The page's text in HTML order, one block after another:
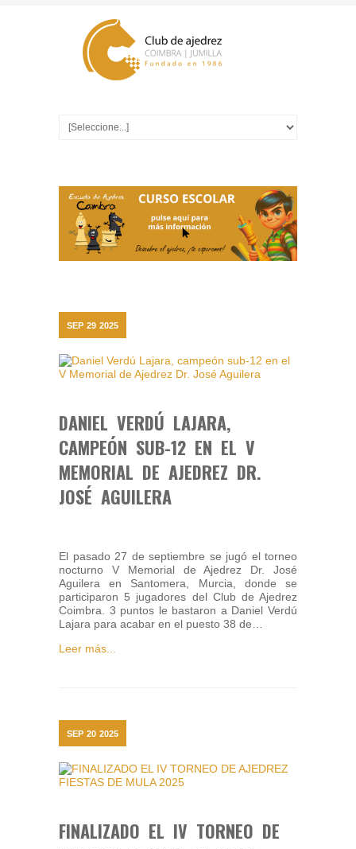
SEP 29 2025
DANIEL VERDÚ LAJARA,
CAMPEÓN SUB-12 EN EL V
MEMORIAL DE AJEDREZ DR.
JOSÉ AGUILERA
El pasado 27 de septiembre se jugó el torneo
nocturno V Memorial de Ajedrez Dr. José
Aguilera en Santomera, Murcia, donde se
participaron 5 jugadores del Club de Ajedrez
Coimbra. 3 puntos le bastaron a Daniel Verdú
Lajara para acabar en el puesto 38 de…
Leer más...
SEP 20 2025
FINALIZADO EL IV TORNEO DE